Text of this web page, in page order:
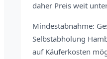
daher Preis weit
Mindestabnahme:
Selbstabholung
auf Käuferkosten